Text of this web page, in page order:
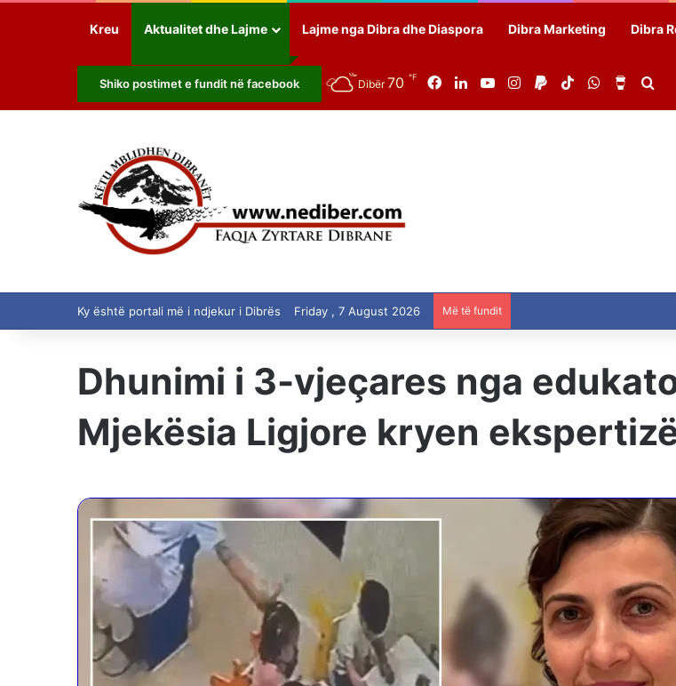
Kreu Aktualitet dhe Lajme Lajme nga Dibra dhe Diaspora Dibra Marketing Dibra
Shiko postimet e fundit në facebook Dibër 70 ℉ FacebookLinkedInYouTubeInstagram
PaypalTikTokWhatsApp
Buy
Ky është portali më i ndjekur i Dibrës Friday , 7 August 2026 Më të fundit
Dhunimi i 3-vjeçares nga
Mjekësia Ligjore kryen